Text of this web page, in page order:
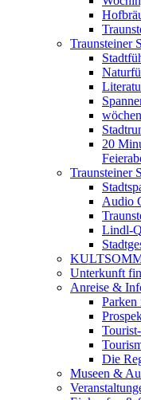
Traunsteiner
20
Traunsteiner
Audio
Lindl-
Unterkunft
Anreise &
Parken
Die
Museen &